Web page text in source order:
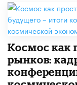
Космос как
рынков: